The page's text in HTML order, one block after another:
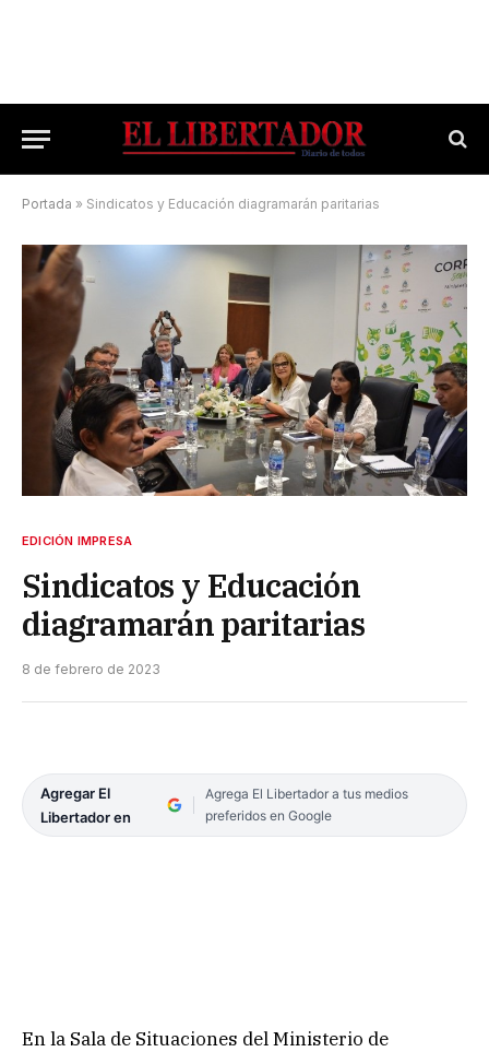
Portada » Sindicatos y Educación diagramarán paritarias
EDICIÓN IMPRESA
Sindicatos y Educación
diagramarán paritarias
8 de febrero de 2023
Agregar El
Libertador en
Agrega El Libertador a tus medios
preferidos en Google
En la Sala de Situaciones del Ministerio de